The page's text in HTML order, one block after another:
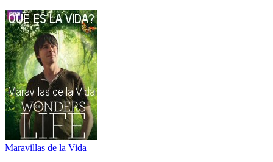
Maravillas de la Vida